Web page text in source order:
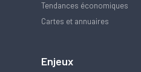
Tendances économiques
Cartes et annuaires
Enjeux